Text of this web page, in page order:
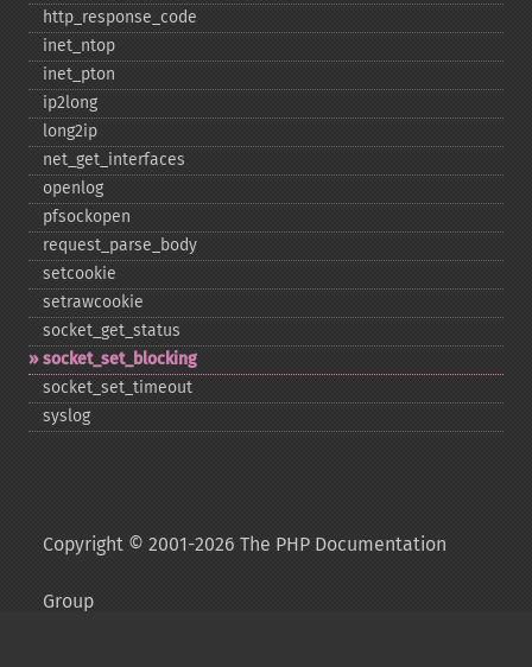
http_​response_​code
inet_​ntop
inet_​pton
ip2long
long2ip
net_​get_​interfaces
openlog
pfsockopen
request_​parse_​body
setcookie
setrawcookie
socket_​get_​status
socket_​set_​blocking
socket_​set_​timeout
syslog
Copyright © 2001-2026 The PHP Documentation
Group